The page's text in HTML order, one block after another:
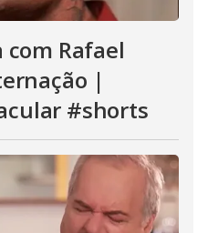
Rafael
|
#shorts